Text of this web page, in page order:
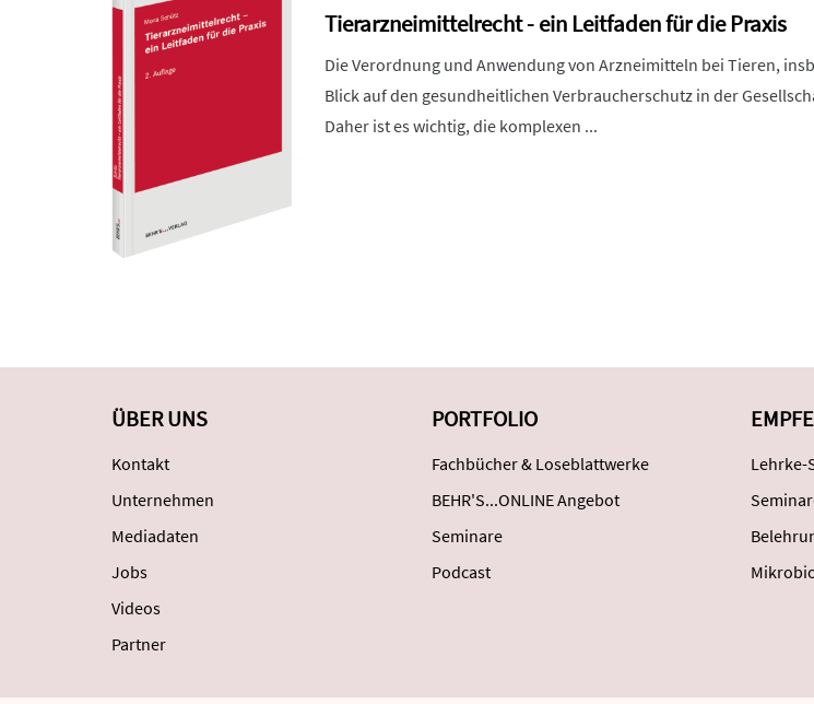
Tierarzneimittelrecht - ein Leitfaden für die Praxis
Die Verordnung und Anwendung von Arzneimitteln bei Tieren,
Blick auf den gesundheitlichen Verbraucherschutz in der
Daher ist es wichtig, die komplexen ...
ÜBER UNS
Kontakt
Unternehmen
Mediadaten
Jobs
Videos
Partner
PORTFOLIO
Fachbücher & Loseblattwerke
BEHR'S...ONLINE Angebot
Seminare
Podcast
Lehrke-